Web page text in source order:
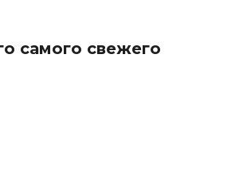
самого свежего